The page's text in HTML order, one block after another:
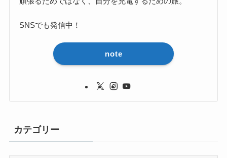
SNSでも発信中！
note
カテゴリー